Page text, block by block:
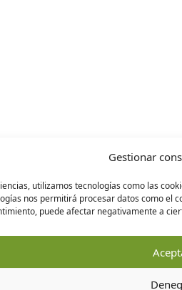
Gestionar
utilizamos tecnologías como las
nos permitirá procesar datos como el
puede afectar negativamente a